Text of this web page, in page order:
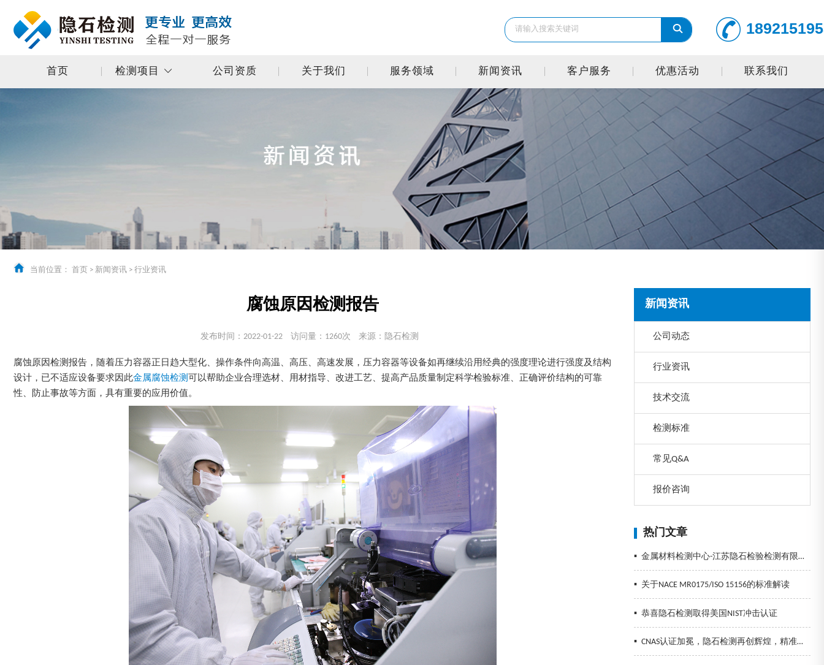
首页 检测项目 公司资质 关于我们 服务领域 新闻资讯 客户服务 优惠活动 联系我们
当前位置： 首页 > 新闻资讯 > 行业资讯
新闻资讯
公司动态
行业资讯
技术交流
检测标准
常见Q&A
报价咨询
热门文章
▪ 金属材料检测中心-江苏隐石检验检测有限公司
▪ 关于NACE MR0175/ISO 15156的标准解读
▪ 恭喜隐石检测取得美国NIST冲击认证
▪ CNAS认证加冕，隐石检测再创辉煌，精准检测助力企业发展！
腐蚀原因检测报告
发布时间：2022-01-22 访问量：1260次 来源：隐石检测
腐蚀原因检测报告，随着压力容器正日趋大型化、操作条件向高温、高压、高速发展，压力容器等设备如再继续沿用经典的强度理论进行强度及结构
设计，已不适应设备要求因此金属腐蚀检测 可以帮助企业合理选材、用材指导、改进工艺、提高产品质量制定科学检验标准、正确评价结构的可靠
性、防止事故等方面，具有重要的应用价值。